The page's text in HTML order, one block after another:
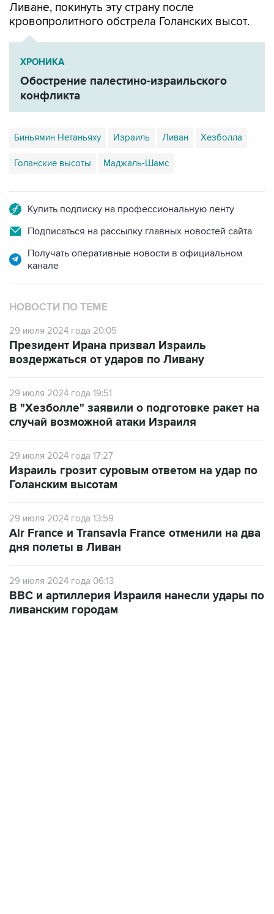
Ливане, покинуть эту страну после
кровопролитного обстрела Голанских высот.
ХРОНИКА
Обострение палестино-израильского
конфликта
Биньямин Нетаньяху Израиль Ливан Хезболла
Голанские высоты Маджаль-Шамс
Купить подписку на профессиональную ленту
Подписаться на рассылку главных новостей сайта
Получать оперативные новости в официальном
канале
НОВОСТИ ПО ТЕМЕ
29 июля 2024 года 20:05
Президент Ирана призвал Израиль
воздержаться от ударов по Ливану
29 июля 2024 года 19:51
В "Хезболле" заявили о подготовке ракет на
случай возможной атаки Израиля
29 июля 2024 года 17:27
Израиль грозит суровым ответом на удар по
Голанским высотам
29 июля 2024 года 13:59
Air France и Transavia France отменили на два
дня полеты в Ливан
29 июля 2024 года 06:13
ВВС и артиллерия Израиля нанесли удары по
ливанским городам